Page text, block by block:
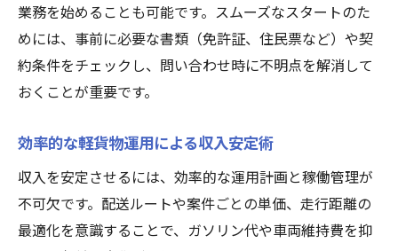
業務を始めることも可能です。スムーズなスタートのた
めには、事前に必要な書類（免許証、住民票など）や契
約条件をチェックし、問い合わせ時に不明点を解消して
おくことが重要です。
効率的な軽貨物運用による収入安定術
収入を安定させるには、効率的な運用計画と稼働管理が
不可欠です。配送ルートや案件ごとの単価、走行距離の
最適化を意識することで、ガソリン代や車両維持費を抑